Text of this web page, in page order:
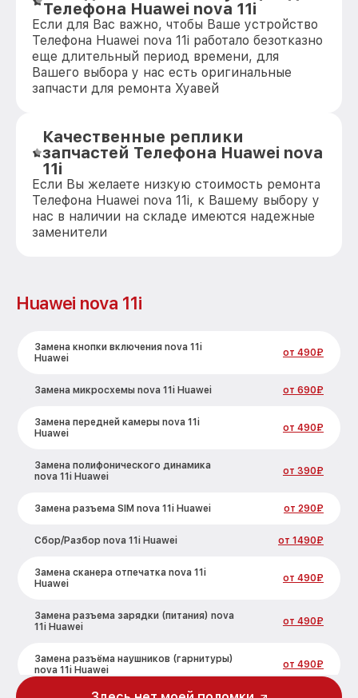
Телефона Huawei nova 11i
Если для Вас важно, чтобы Ваше устройство
Телефона Huawei nova 11i работало безотказно
еще длительный период времени, для
Вашего выбора у нас есть оригинальные
запчасти для ремонта Хуавей
Качественные реплики
запчастей Телефона Huawei nova
11i
Если Вы желаете низкую стоимость ремонта
Телефона Huawei nova 11i, к Вашему выбору у
нас в наличии на складе имеются надежные
заменители
Huawei nova 11i
Замена кнопки включения nova 11i
Huawei
от 490₽
Замена микросхемы nova 11i Huawei от 690₽
Замена передней камеры nova 11i
Huawei
от 490₽
Замена полифонического динамика
nova 11i Huawei
от 390₽
Замена разъема SIM nova 11i Huawei от 290₽
Сбор/Разбор nova 11i Huawei от 1490₽
Замена сканера отпечатка nova 11i
Huawei
от 490₽
Замена разъема зарядки (питания) nova
11i Huawei
от 490₽
Замена разъёма наушников (гарнитуры)
nova 11i Huawei
от 490₽